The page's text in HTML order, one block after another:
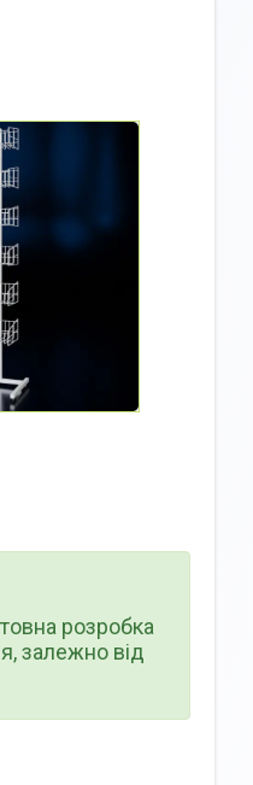
розробка
залежно від